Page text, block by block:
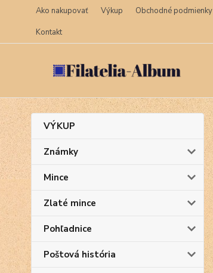
Ako nakupovať Výkup Obchodné podmienky
Kontakt
VÝKUP
Známky
Mince
Zlaté mince
Pohľadnice
Poštová história